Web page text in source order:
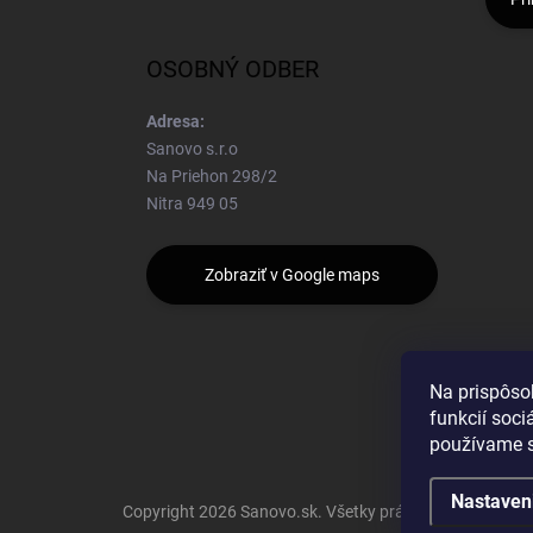
Na
funkcií
používame
OSOBNÝ ODBER
Adresa:
Sanovo s.r.o
Na Priehon 298/2
Nitra 949 05
Zobraziť v Google maps
Copyright 2026 Sanovo.sk. Všetky práva vyhradené. |